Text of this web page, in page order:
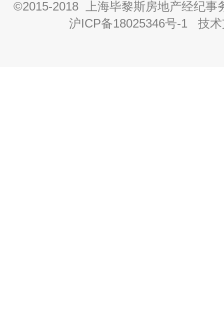
©2015-2018 上海毕黎斯房地产经纪事
沪ICP备18025346号-1 技术